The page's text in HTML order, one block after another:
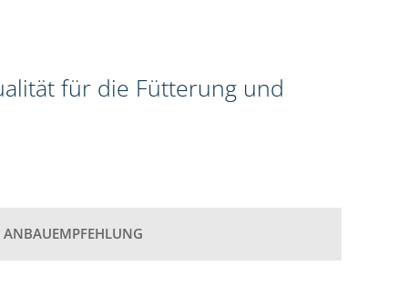
für die Fütterung und
ANBAUEMPFEHLUNG